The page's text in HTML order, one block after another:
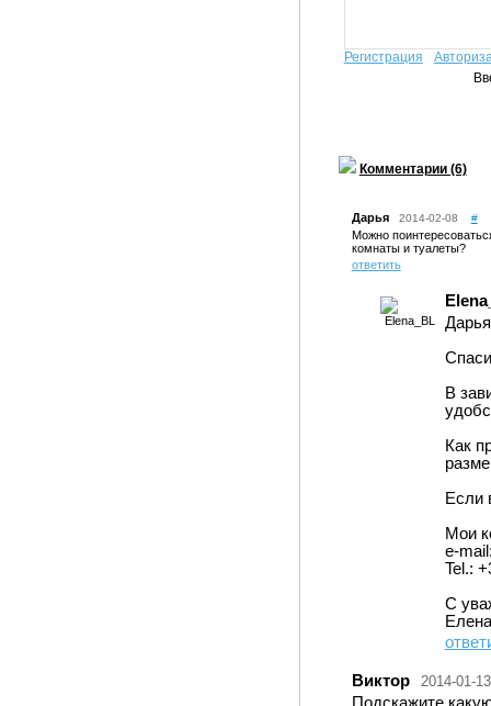
Регистрация
Комментарии (6)
Дарья 2014-02-08 #
Можно
комнаты и туалеты?
ответить
В
Как
Если
Мои
e-
Tel.:
C
Елена
Виктор 2014-01-13